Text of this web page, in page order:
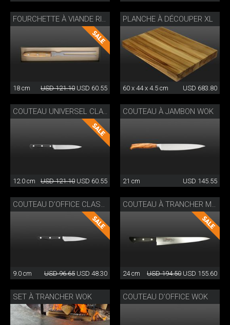
18 cm USD 121.10 USD 60.55
PLANCHE À DÉCOUPER XL
60 x 44 x 4.5 cm USD 683.80
COUTEAU UNIVERSEL CLASSIC WOK
12.0 cm USD 121.10 USD 60.55
COUTEAU À JAMBON WOK
21 cm USD 145.55
9.0 cm USD 96.65 USD 48.30 24 cm USD 194.50 USD 155.60
SET À TRANCHER WOK COUTEAU D’OFFICE WOK